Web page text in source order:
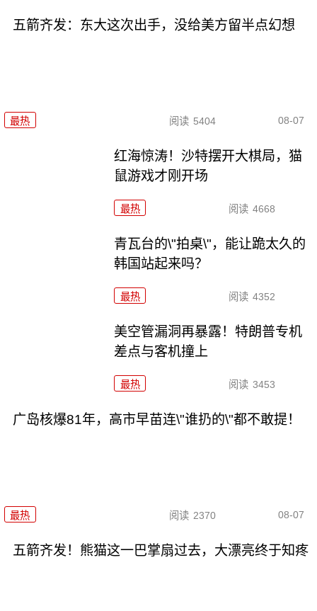
五箭齐发：东大这次出手，没给美方留半点幻想
最热 阅读 5404 08-07
红海惊涛！沙特摆开大棋局，猫
鼠游戏才刚开场
最热 阅读 4668
青瓦台的\"拍桌\"，能让跪太久的
韩国站起来吗？
最热 阅读 4352
美空管漏洞再暴露！特朗普专机
差点与客机撞上
最热 阅读 3453
广岛核爆81年，高市早苗连\"谁扔的\"都不敢提！
最热 阅读 2370 08-07
五箭齐发！熊猫这一巴掌扇过去，大漂亮终于知疼